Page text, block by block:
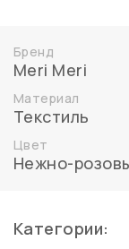
Бренд
Meri Meri
Материал
Текстиль
Цвет
Нежно-
Категории: